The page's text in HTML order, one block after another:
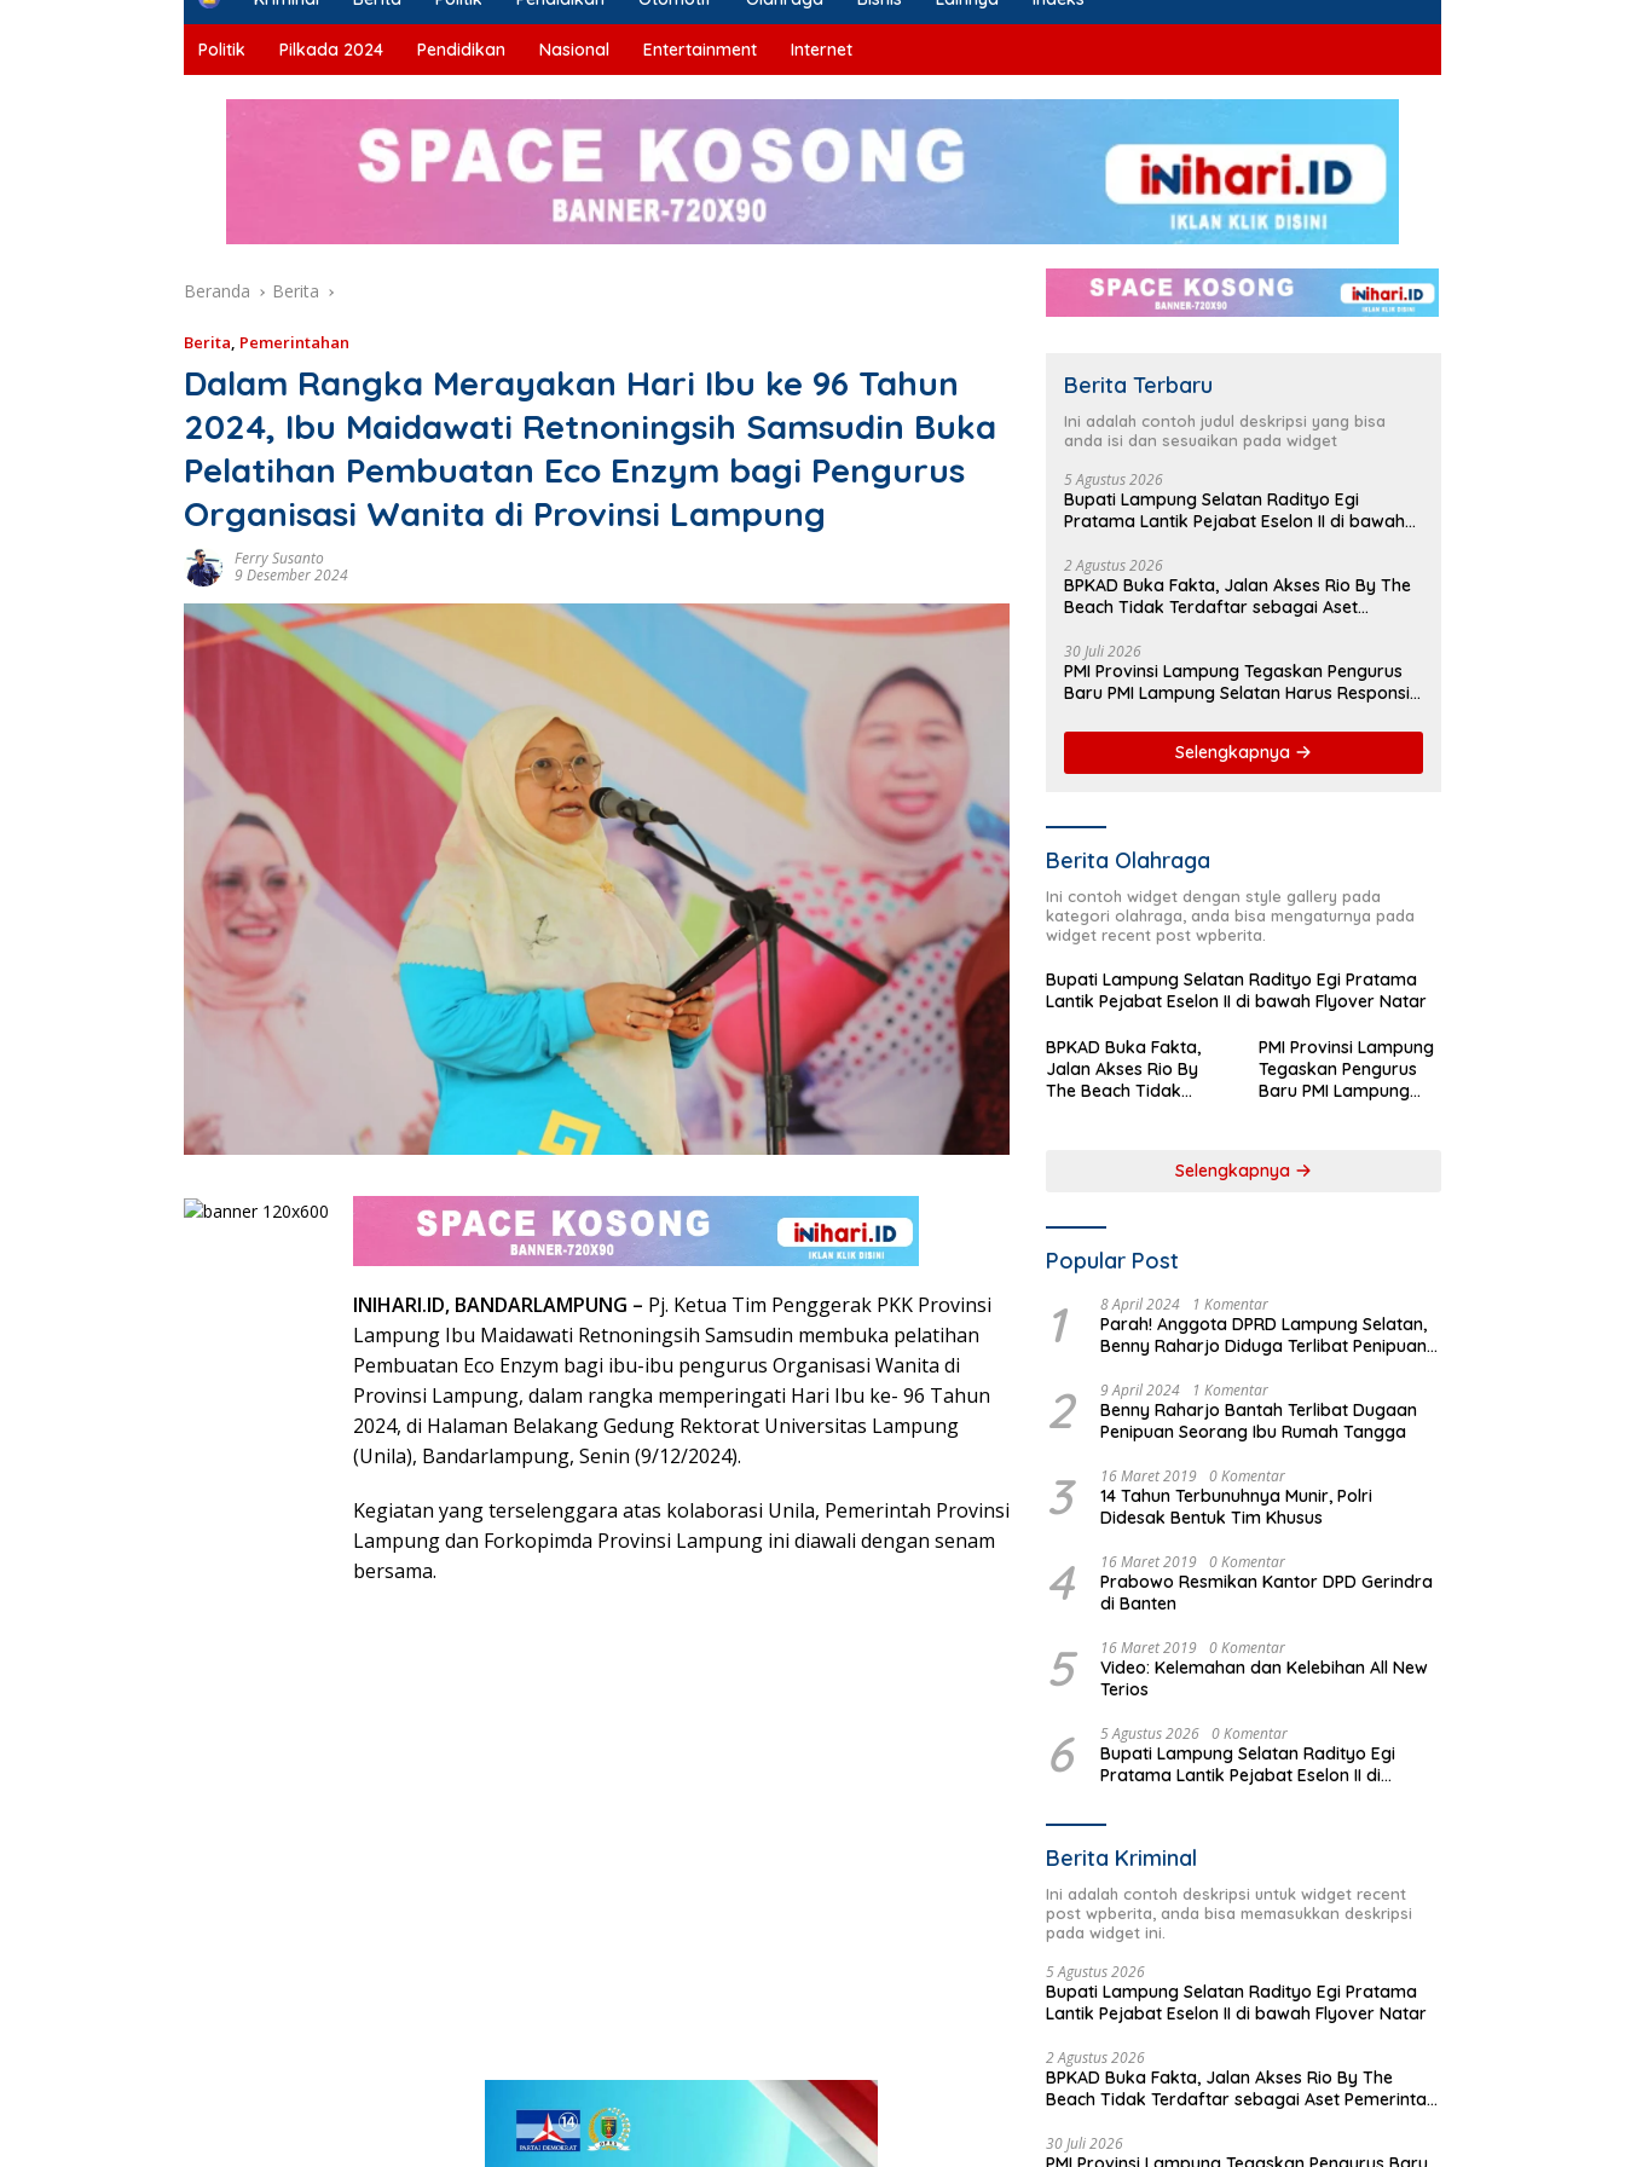
m
e
Politik Pilkada 2024 Pendidikan Nasional Entertainment Internet
Beranda Berita
Berita, Pemerintahan
Dalam Rangka Merayakan Hari Ibu ke 96 Tahun
2024, Ibu Maidawati Retnoningsih Samsudin Buka
Pelatihan Pembuatan Eco Enzym bagi Pengurus
Organisasi Wanita di Provinsi Lampung
Ferry Susanto
9 Desember 2024
INIHARI.ID, BANDARLAMPUNG – Pj. Ketua Tim Penggerak PKK Provinsi
Lampung Ibu Maidawati Retnoningsih Samsudin membuka pelatihan
Pembuatan Eco Enzym bagi ibu-ibu pengurus Organisasi Wanita di
Provinsi Lampung, dalam rangka memperingati Hari Ibu ke- 96 Tahun
2024, di Halaman Belakang Gedung Rektorat Universitas Lampung
(Unila), Bandarlampung, Senin (9/12/2024).
Kegiatan yang terselenggara atas kolaborasi Unila, Pemerintah Provinsi
Lampung dan Forkopimda Provinsi Lampung ini diawali dengan senam
bersama.
Berita Terbaru
Ini adalah contoh judul deskripsi yang bisa
anda isi dan sesuaikan pada widget
5 Agustus 2026
Bupati Lampung Selatan Radityo Egi
Pratama Lantik Pejabat Eselon II di bawah
2 Agustus 2026
BPKAD Buka Fakta, Jalan Akses Rio By The
Beach Tidak Terdaftar sebagai Aset
30 Juli 2026
PMI Provinsi Lampung Tegaskan Pengurus
Baru PMI Lampung Selatan Harus Responsif
Selengkapnya
Berita Olahraga
Ini contoh widget dengan style gallery pada
kategori olahraga, anda bisa mengaturnya pada
widget recent post wpberita.
Bupati Lampung Selatan Radityo Egi Pratama
Lantik Pejabat Eselon II di bawah Flyover Natar
BPKAD Buka Fakta,
Jalan Akses Rio By
The Beach Tidak
PMI Provinsi Lampung
Tegaskan Pengurus
Baru PMI Lampung
Selengkapnya
Popular Post
1 8 April 2024 1 Komentar
Parah! Anggota DPRD Lampung Selatan,
Benny Raharjo Diduga Terlibat Penipuan
2 9 April 2024 1 Komentar
Benny Raharjo Bantah Terlibat Dugaan
Penipuan Seorang Ibu Rumah Tangga
3 16 Maret 2019 0 Komentar
14 Tahun Terbunuhnya Munir, Polri
Didesak Bentuk Tim Khusus
4 16 Maret 2019 0 Komentar
Prabowo Resmikan Kantor DPD Gerindra
di Banten
5 16 Maret 2019 0 Komentar
Video: Kelemahan dan Kelebihan All New
Terios
6 5 Agustus 2026 0 Komentar
Bupati Lampung Selatan Radityo Egi
Pratama Lantik Pejabat Eselon II di
Berita Kriminal
Ini adalah contoh deskripsi untuk widget recent
post wpberita, anda bisa memasukkan deskripsi
pada widget ini.
5 Agustus 2026
Bupati Lampung Selatan Radityo Egi Pratama
Lantik Pejabat Eselon II di bawah Flyover Natar
2 Agustus 2026
BPKAD Buka Fakta, Jalan Akses Rio By The
Beach Tidak Terdaftar sebagai Aset Pemerintah
30 Juli 2026